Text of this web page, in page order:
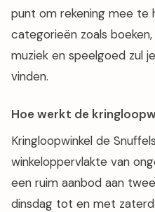
punt om rekening mee te
categorieën zoals
muziek en speelgoed zul
vinden.
Hoe werkt de
Kringloopwinkel de
winkeloppervlakte van
een ruim aanbod aan
dinsdag tot en met